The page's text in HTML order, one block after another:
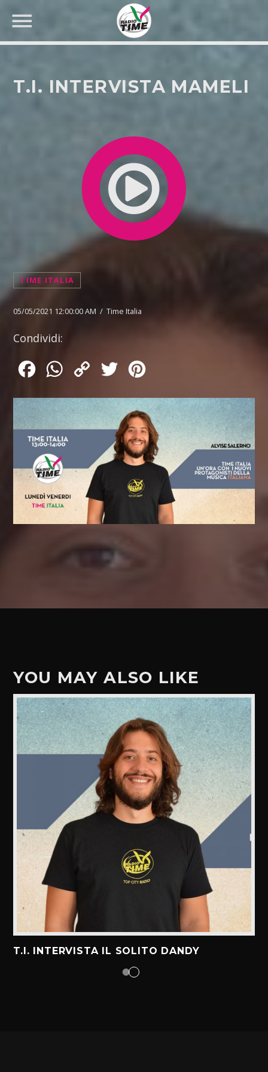
CERCA NEL SITO WEB:
T.I. INTERVISTA MAMELI
TIME ITALIA
05/05/2021 12:00:00 AM / Time Italia
Condividi:
FacebookWhatsApp
Copy
Twitter
YOU MAY ALSO LIKE
T.I. INTERVISTA IL SOLITO DANDY